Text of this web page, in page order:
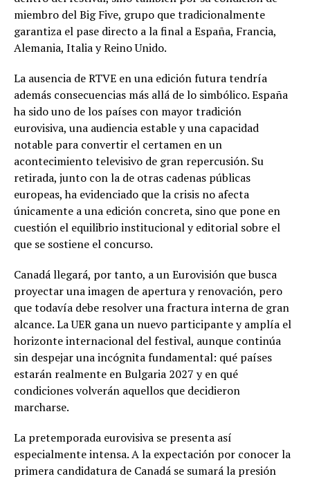
miembro del Big Five, grupo que tradicionalmente
garantiza el pase directo a la final a España, Francia,
Alemania, Italia y Reino Unido.
La ausencia de RTVE en una edición futura tendría
además consecuencias más allá de lo simbólico. España
ha sido uno de los países con mayor tradición
eurovisiva, una audiencia estable y una capacidad
notable para convertir el certamen en un
acontecimiento televisivo de gran repercusión. Su
retirada, junto con la de otras cadenas públicas
europeas, ha evidenciado que la crisis no afecta
únicamente a una edición concreta, sino que pone en
cuestión el equilibrio institucional y editorial sobre el
que se sostiene el concurso.
Canadá llegará, por tanto, a un Eurovisión que busca
proyectar una imagen de apertura y renovación, pero
que todavía debe resolver una fractura interna de gran
alcance. La UER gana un nuevo participante y amplía el
horizonte internacional del festival, aunque continúa
sin despejar una incógnita fundamental: qué países
estarán realmente en Bulgaria 2027 y en qué
condiciones volverán aquellos que decidieron
marcharse.
La pretemporada eurovisiva se presenta así
especialmente intensa. A la expectación por conocer la
primera candidatura de Canadá se sumará la presión